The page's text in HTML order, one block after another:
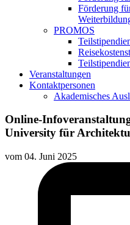
Förderung
PROMOS
Veranstaltungen
Kontaktpersonen
Akademisches
Online-
University für
vom 04. Juni 2025